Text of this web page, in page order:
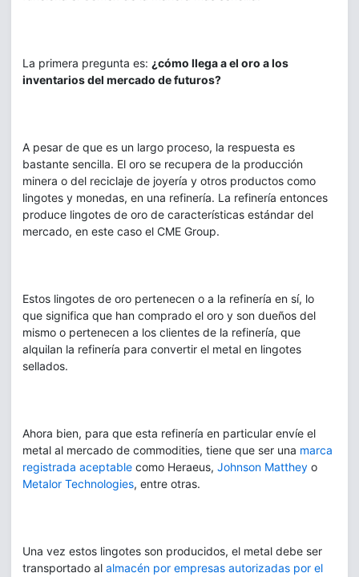
La primera pregunta es: ¿cómo llega a el oro a los
inventarios del mercado de futuros?
A pesar de que es un largo proceso, la respuesta es
bastante sencilla. El oro se recupera de la producción
minera o del reciclaje de joyería y otros productos como
lingotes y monedas, en una refinería. La refinería entonces
produce lingotes de oro de características estándar del
mercado, en este caso el CME Group.
Estos lingotes de oro pertenecen o a la refinería en sí, lo
que significa que han comprado el oro y son dueños del
mismo o pertenecen a los clientes de la refinería, que
alquilan la refinería para convertir el metal en lingotes
sellados.
Ahora bien, para que esta refinería en particular envíe el
metal al mercado de commodities, tiene que ser una marca
registrada aceptable como Heraeus, Johnson Matthey o
Metalor Technologies, entre otras.
Una vez estos lingotes son producidos, el metal debe ser
transportado al almacén por empresas autorizadas por el